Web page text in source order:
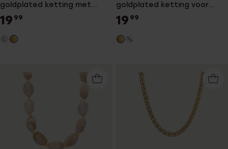
goldplated ketting met
schakel gedraaid voor
dames
19 99
goldplated ketting voor
dames
19 99